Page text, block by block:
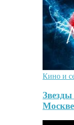
Кино и
Москве